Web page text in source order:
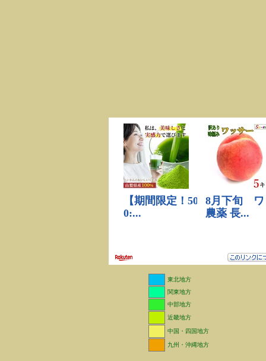
東北地方
関東地方
中部地方
近畿地方
中国・四国地方
九州・沖縄地方